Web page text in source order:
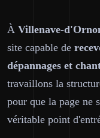
À Villenave-
site capable de
dépannages et
travaillons la
pour que la page ne
véritable point